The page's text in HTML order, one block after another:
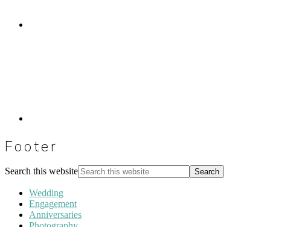
Footer
Search this website
Wedding
Engagement
Anniversaries